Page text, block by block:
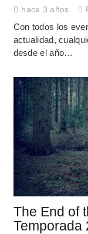
hace 3 años
Con todos los
actualidad,
desde el año…
The End of
Temporada